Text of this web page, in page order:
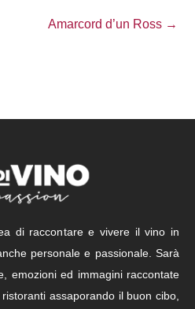
Amarcord d’un Ross →
di raccontare e vivere il vino in
personale e passionale. Sarà
emozioni ed immagini raccontate
assaporando il buon cibo,